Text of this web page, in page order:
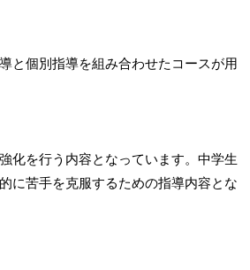
と個別指導を組み合わせたコースが用
化を行う内容となっています。中学生
に苦手を克服するための指導内容とな